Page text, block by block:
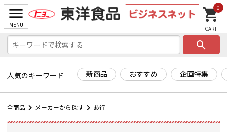
search
人気のキーワード 新商品 おすすめ 企画特集
0
全商品 メーカーから探す あ行